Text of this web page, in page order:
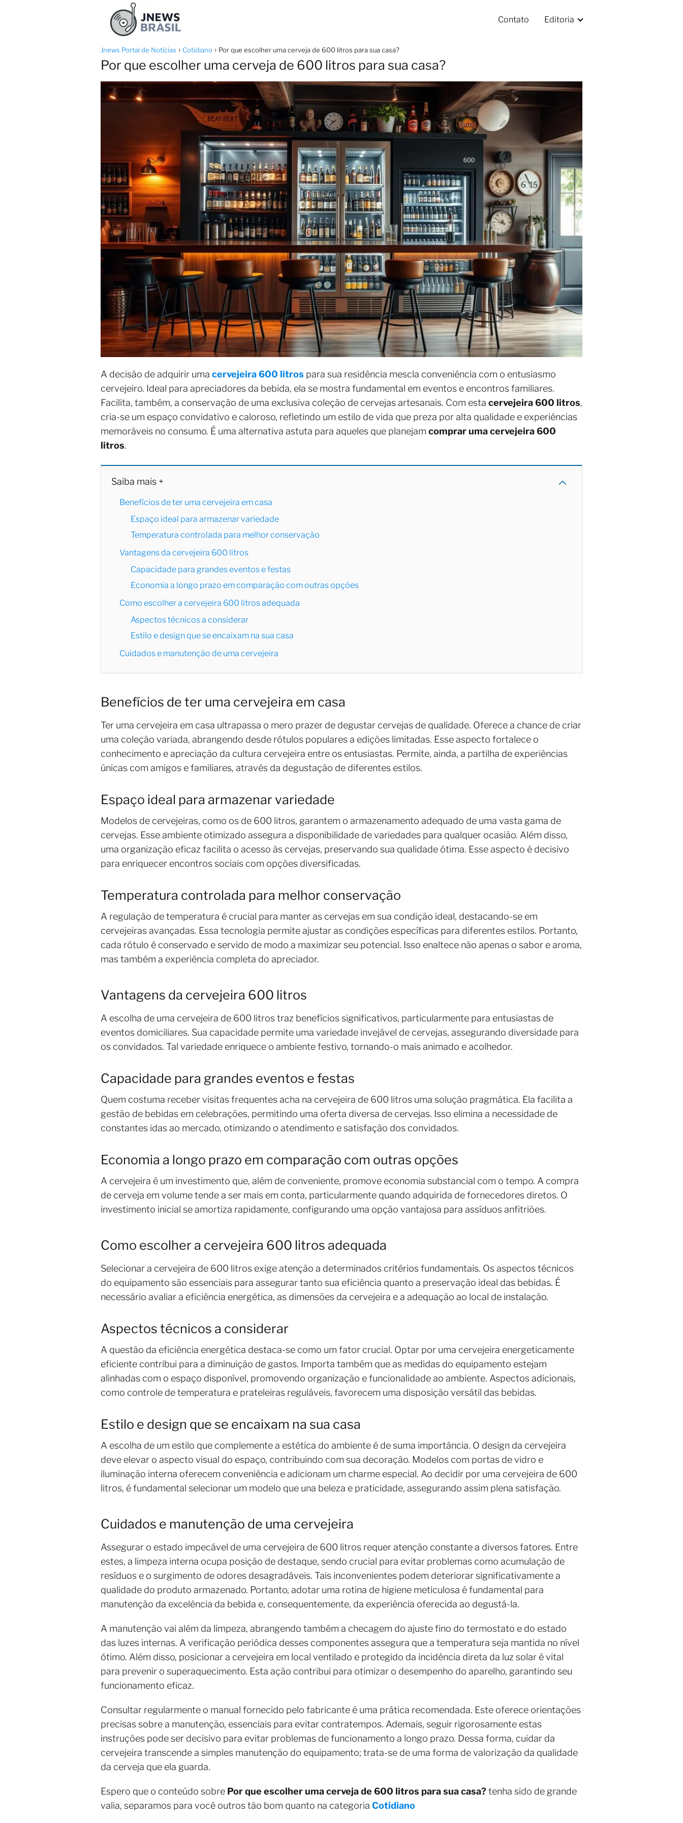
Contato Editoria
Jnews Portal de Notícias Cotidiano Por que escolher uma cerveja de 600 litros para sua casa?
Por que escolher uma cerveja de 600 litros para sua casa?
A decisão de adquirir uma cervejeira 600 litros para sua residência mescla conveniência com o entusiasmo
cervejeiro. Ideal para apreciadores da bebida, ela se mostra fundamental em eventos e encontros familiares.
Facilita, também, a conservação de uma exclusiva coleção de cervejas artesanais. Com esta cervejeira 600 litros,
cria-se um espaço convidativo e caloroso, refletindo um estilo de vida que preza por alta qualidade e experiências
memoráveis no consumo. É uma alternativa astuta para aqueles que planejam comprar uma cervejeira 600
litros.
Saiba mais +
Benefícios de ter uma cervejeira em casa
Espaço ideal para armazenar variedade
Temperatura controlada para melhor conservação
Vantagens da cervejeira 600 litros
Capacidade para grandes eventos e festas
Economia a longo prazo em comparação com outras opções
Como escolher a cervejeira 600 litros adequada
Aspectos técnicos a considerar
Estilo e design que se encaixam na sua casa
Cuidados e manutenção de uma cervejeira
Benefícios de ter uma cervejeira em casa
Ter uma cervejeira em casa ultrapassa o mero prazer de degustar cervejas de qualidade. Oferece a chance de criar
uma coleção variada, abrangendo desde rótulos populares a edições limitadas. Esse aspecto fortalece o
conhecimento e apreciação da cultura cervejeira entre os entusiastas. Permite, ainda, a partilha de experiências
únicas com amigos e familiares, através da degustação de diferentes estilos.
Espaço ideal para armazenar variedade
Modelos de cervejeiras, como os de 600 litros, garantem o armazenamento adequado de uma vasta gama de
cervejas. Esse ambiente otimizado assegura a disponibilidade de variedades para qualquer ocasião. Além disso,
uma organização eficaz facilita o acesso às cervejas, preservando sua qualidade ótima. Esse aspecto é decisivo
para enriquecer encontros sociais com opções diversificadas.
Temperatura controlada para melhor conservação
A regulação de temperatura é crucial para manter as cervejas em sua condição ideal, destacando-se em
cervejeiras avançadas. Essa tecnologia permite ajustar as condições específicas para diferentes estilos. Portanto,
cada rótulo é conservado e servido de modo a maximizar seu potencial. Isso enaltece não apenas o sabor e aroma,
mas também a experiência completa do apreciador.
Vantagens da cervejeira 600 litros
A escolha de uma cervejeira de 600 litros traz benefícios significativos, particularmente para entusiastas de
eventos domiciliares. Sua capacidade permite uma variedade invejável de cervejas, assegurando diversidade para
os convidados. Tal variedade enriquece o ambiente festivo, tornando-o mais animado e acolhedor.
Capacidade para grandes eventos e festas
Quem costuma receber visitas frequentes acha na cervejeira de 600 litros uma solução pragmática. Ela facilita a
gestão de bebidas em celebrações, permitindo uma oferta diversa de cervejas. Isso elimina a necessidade de
constantes idas ao mercado, otimizando o atendimento e satisfação dos convidados.
Economia a longo prazo em comparação com outras opções
A cervejeira é um investimento que, além de conveniente, promove economia substancial com o tempo. A compra
de cerveja em volume tende a ser mais em conta, particularmente quando adquirida de fornecedores diretos. O
investimento inicial se amortiza rapidamente, configurando uma opção vantajosa para assíduos anfitriões.
Como escolher a cervejeira 600 litros adequada
Selecionar a cervejeira de 600 litros exige atenção a determinados critérios fundamentais. Os aspectos técnicos
do equipamento são essenciais para assegurar tanto sua eficiência quanto a preservação ideal das bebidas. É
necessário avaliar a eficiência energética, as dimensões da cervejeira e a adequação ao local de instalação.
Aspectos técnicos a considerar
A questão da eficiência energética destaca-se como um fator crucial. Optar por uma cervejeira energeticamente
eficiente contribui para a diminuição de gastos. Importa também que as medidas do equipamento estejam
alinhadas com o espaço disponível, promovendo organização e funcionalidade ao ambiente. Aspectos adicionais,
como controle de temperatura e prateleiras reguláveis, favorecem uma disposição versátil das bebidas.
Estilo e design que se encaixam na sua casa
A escolha de um estilo que complemente a estética do ambiente é de suma importância. O design da cervejeira
deve elevar o aspecto visual do espaço, contribuindo com sua decoração. Modelos com portas de vidro e
iluminação interna oferecem conveniência e adicionam um charme especial. Ao decidir por uma cervejeira de 600
litros, é fundamental selecionar um modelo que una beleza e praticidade, assegurando assim plena satisfação.
Cuidados e manutenção de uma cervejeira
Assegurar o estado impecável de uma cervejeira de 600 litros requer atenção constante a diversos fatores. Entre
estes, a limpeza interna ocupa posição de destaque, sendo crucial para evitar problemas como acumulação de
resíduos e o surgimento de odores desagradáveis. Tais inconvenientes podem deteriorar significativamente a
qualidade do produto armazenado. Portanto, adotar uma rotina de higiene meticulosa é fundamental para
manutenção da excelência da bebida e, consequentemente, da experiência oferecida ao degustá-la.
A manutenção vai além da limpeza, abrangendo também a checagem do ajuste fino do termostato e do estado
das luzes internas. A verificação periódica desses componentes assegura que a temperatura seja mantida no nível
ótimo. Além disso, posicionar a cervejeira em local ventilado e protegido da incidência direta da luz solar é vital
para prevenir o superaquecimento. Esta ação contribui para otimizar o desempenho do aparelho, garantindo seu
funcionamento eficaz.
Consultar regularmente o manual fornecido pelo fabricante é uma prática recomendada. Este oferece orientações
precisas sobre a manutenção, essenciais para evitar contratempos. Ademais, seguir rigorosamente estas
instruções pode ser decisivo para evitar problemas de funcionamento a longo prazo. Dessa forma, cuidar da
cervejeira transcende a simples manutenção do equipamento; trata-se de uma forma de valorização da qualidade
da cerveja que ela guarda.
Espero que o conteúdo sobre Por que escolher uma cerveja de 600 litros para sua casa?tenha sido de grande
valia, separamos para você outros tão bom quanto na categoria Cotidiano